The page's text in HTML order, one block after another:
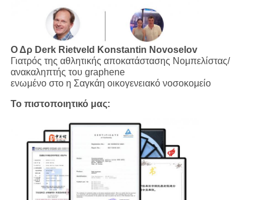
Ο Δρ Derk Rietveld Konstantin Novoselov
Γιατρός της αθλητικής αποκατάστασης Νομπελίστας/
ανακαληπτής του graphene
ενωμένο στο η Σαγκάη οικογενειακό νοσοκομείο
Το πιστοποιητικό μας: